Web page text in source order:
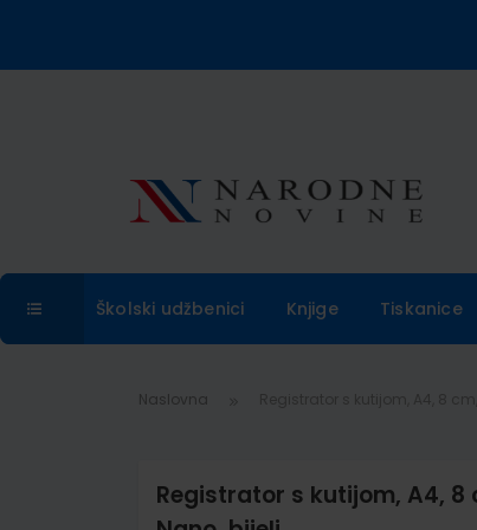
Školski udžbenici Knjige Tiskanice
Naslovna
Registrator s kutijom, A4,